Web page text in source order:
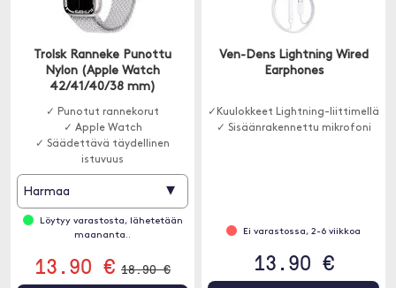
Trolsk Ranneke Punottu
Nylon (Apple Watch
42/41/40/38 mm)
✓ Punotut rannekorut
✓ Apple Watch
✓ Säädettävä täydellinen
istuvuus
Harmaa ▾
Löytyy varastosta, lähetetään
maananta..
13.90 € 18.90 €
Ven-Dens Lightning Wired
Earphones
✓Kuulokkeet Lightning-liittimellä
✓ Sisäänrakennettu mikrofoni
Ei varastossa, 2-6 viikkoa
13.90 €